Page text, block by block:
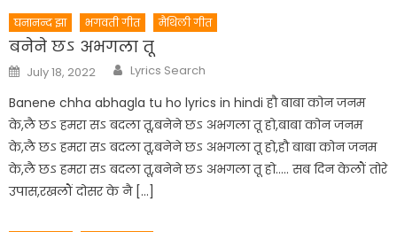
घनानन्द झा भगवती गीत मैथिली गीत
बनेने छऽ अभगला तू
Posted
on
July 18, 2022 Author
Lyrics Search
Banene chha abhagla tu ho lyrics in hindi हौ बाबा कोन जनम
के,लै छऽ हमरा सऽ बदला तू,बनेने छऽ अभगला तू हो,बाबा कोन जनम
के,लै छऽ हमरा सऽ बदला तू,बनेने छऽ अभगला तू हो,हौ बाबा कोन जनम
के,लै छऽ हमरा सऽ बदला तू,बनेने छऽ अभगला तू हो….. सब दिन केलौं तोरे
उपास,रखलौं दोसर के नै […]